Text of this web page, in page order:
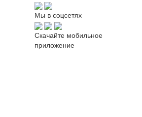
Мы в соцсетях
Скачайте мобильное
приложение